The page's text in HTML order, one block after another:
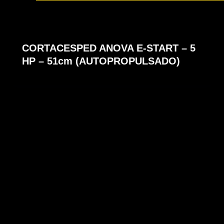
CORTACESPED ANOVA E-START – 5
HP – 51cm (AUTOPROPULSADO)